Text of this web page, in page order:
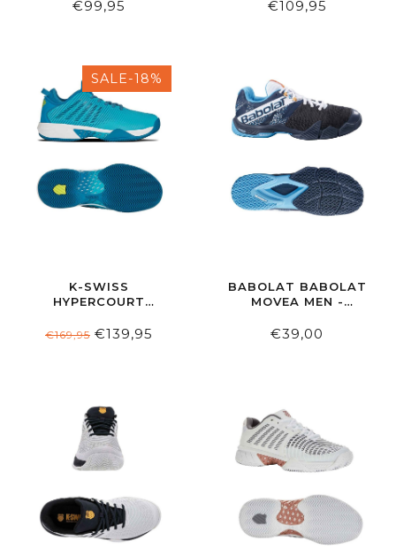
€99,95 BLUE/AMETHYST
€109,95
SALE-18%
K-SWISS
HYPERCOURT
SCUBA
€169,95 €139,95
BABOLAT BABOLAT
MOVEA MEN -
€39,00